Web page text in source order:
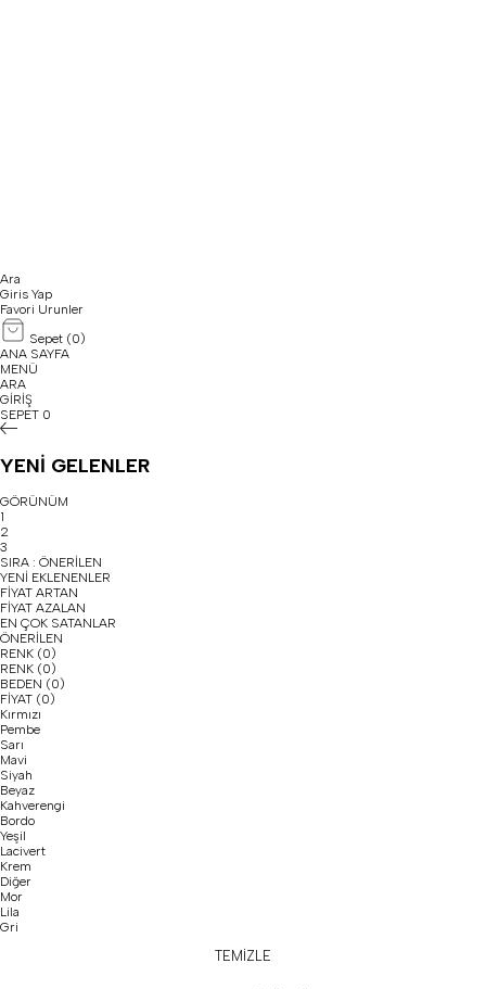
Ara
Giris Yap
Favori Urunler
Sepet (0)
ANA SAYFA
MENÜ
ARA
GİRİŞ
SEPET 0
YENİ GELENLER
GÖRÜNÜM
1
2
3
SIRA : ÖNERİLEN
YENİ EKLENENLER
FİYAT ARTAN
FİYAT AZALAN
EN ÇOK SATANLAR
ÖNERİLEN
RENK (0)
RENK (0)
BEDEN (0)
FİYAT (0)
Kırmızı
Pembe
Sarı
Mavi
Siyah
Beyaz
Kahverengi
Bordo
Yeşil
Lacivert
Krem
Diğer
Mor
Lila
Gri
TEMİZLE